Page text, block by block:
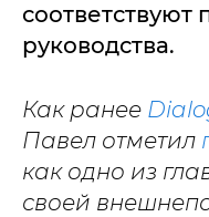
соответствуют
руководства.
Как ранее
Павел отметил
как одно из
своей